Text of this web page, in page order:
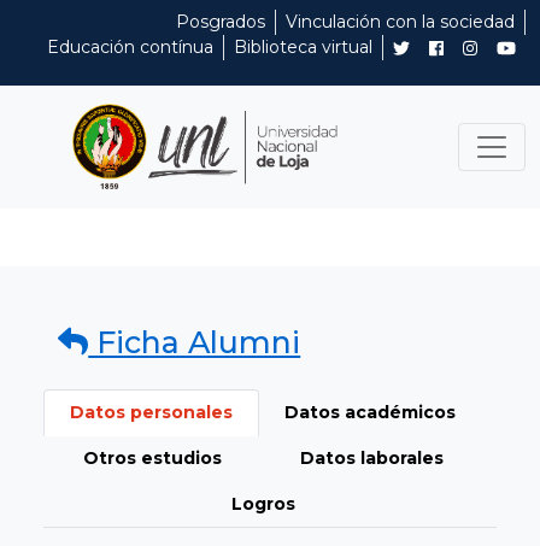
Posgrados
Vinculación con la sociedad
Educación contínua
Biblioteca virtual
Ficha Alumni
Datos personales Datos académicos
Otros estudios Datos laborales
Logros